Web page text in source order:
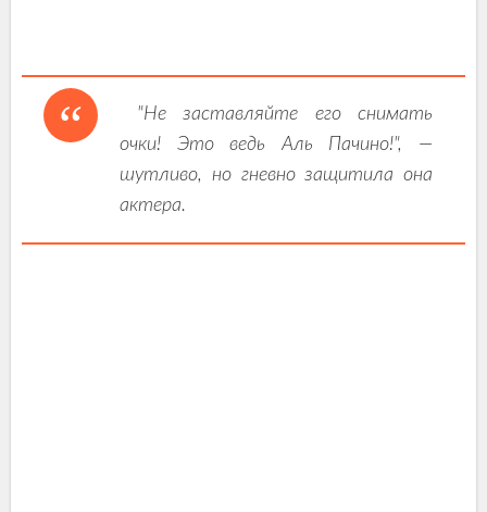
"Не заставляйте его снимать
очки! Это ведь Аль Пачино!", —
шутливо, но гневно защитила она
актера.